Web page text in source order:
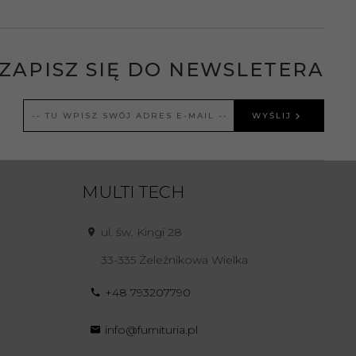
ZAPISZ SIĘ DO NEWSLETERA
WYŚLIJ
MULTI TECH
ul. św. Kingi 28
33-335 Żeleźnikowa Wielka
+48 793207790
info@furnituria.pl